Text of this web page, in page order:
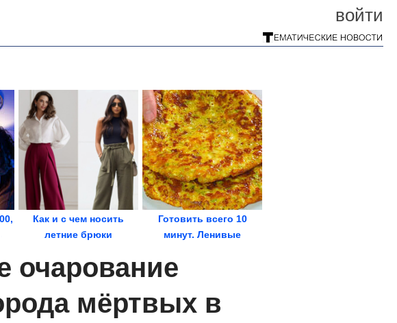
войти
Как и с чем носить
летние брюки
Готовить всего 10
минут. Ленивые
очарование
мёртвых в